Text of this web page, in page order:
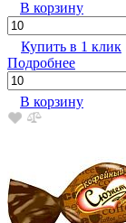
В корзину
Купить в 1 клик
Подробнее
В корзину